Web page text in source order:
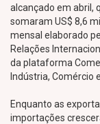
alcançado em abril,
somaram US$ 8,6
mensal elaborado
Relações
da plataforma
Indústria, Comércio
Enquanto as
importações